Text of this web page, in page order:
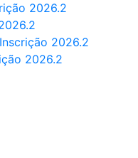
2026.2
2026.2
2026.2